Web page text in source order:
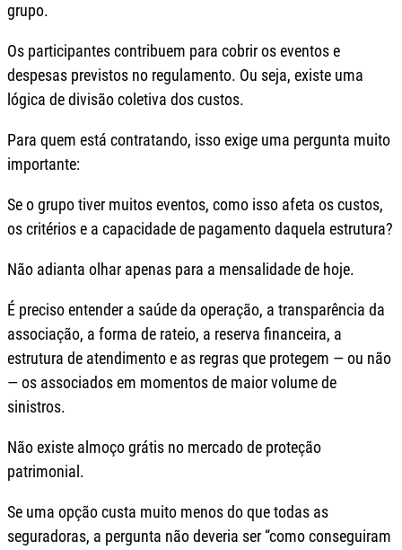
grupo.
Os participantes contribuem para cobrir os eventos e
despesas previstos no regulamento. Ou seja, existe uma
lógica de divisão coletiva dos custos.
Para quem está contratando, isso exige uma pergunta muito
importante:
Se o grupo tiver muitos eventos, como isso afeta os custos,
os critérios e a capacidade de pagamento daquela estrutura?
Não adianta olhar apenas para a mensalidade de hoje.
É preciso entender a saúde da operação, a transparência da
associação, a forma de rateio, a reserva financeira, a
estrutura de atendimento e as regras que protegem — ou não
— os associados em momentos de maior volume de
sinistros.
Não existe almoço grátis no mercado de proteção
patrimonial.
Se uma opção custa muito menos do que todas as
seguradoras, a pergunta não deveria ser “como conseguiram